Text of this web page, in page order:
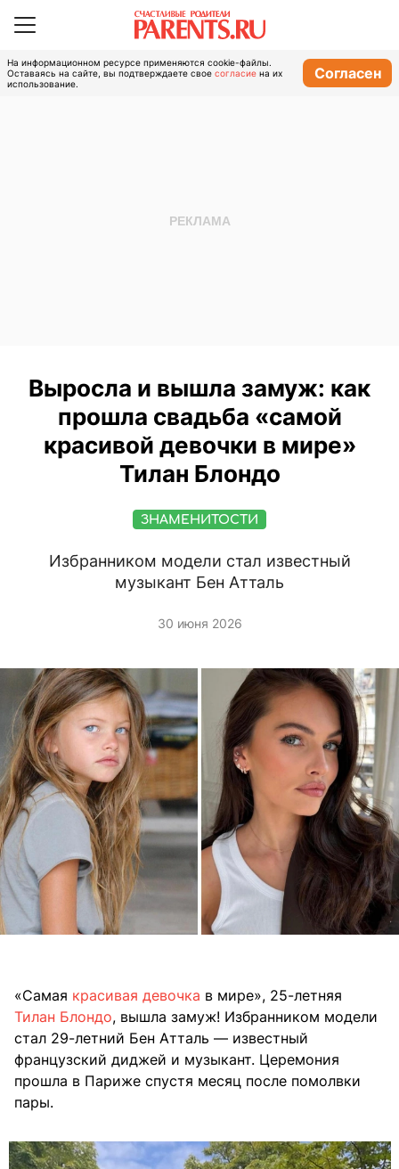
На информационном ресурсе применяются cookie-файлы.
Оставаясь на сайте, вы подтверждаете свое согласие на их
использование.
Согласен
Выросла и вышла замуж: как
прошла свадьба «самой
красивой девочки в мире»
Тилан Блондо
ЗНАМЕНИТОСТИ
Избранником модели стал известный
музыкант Бен Атталь
30 июня 2026
«Самая красивая девочка в мире», 25-летняя
Тилан Блондо, вышла замуж! Избранником модели
стал 29-летний Бен Атталь — известный
французский диджей и музыкант. Церемония
прошла в Париже спустя месяц после помолвки
пары.